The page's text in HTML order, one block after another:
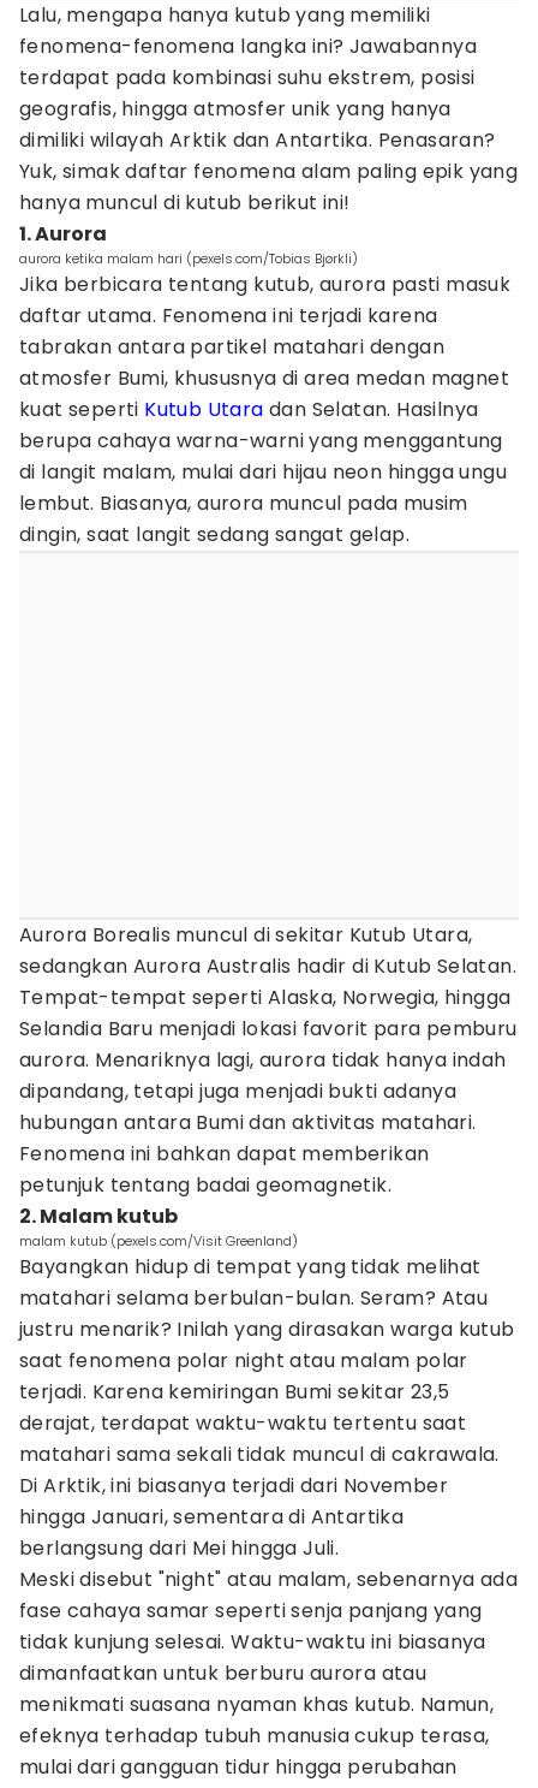
Lalu, mengapa hanya kutub yang memiliki
fenomena-fenomena langka ini? Jawabannya
terdapat pada kombinasi suhu ekstrem, posisi
geografis, hingga atmosfer unik yang hanya
dimiliki wilayah Arktik dan Antartika. Penasaran?
Yuk, simak daftar fenomena alam paling epik yang
hanya muncul di kutub berikut ini!
1. Aurora
aurora ketika malam hari (pexels.com/Tobias Bjørkli)
Jika berbicara tentang kutub, aurora pasti masuk
daftar utama. Fenomena ini terjadi karena
tabrakan antara partikel matahari dengan
atmosfer Bumi, khususnya di area medan magnet
kuat seperti Kutub Utara dan Selatan. Hasilnya
berupa cahaya warna-warni yang menggantung
di langit malam, mulai dari hijau neon hingga ungu
lembut. Biasanya, aurora muncul pada musim
dingin, saat langit sedang sangat gelap.
Aurora Borealis muncul di sekitar Kutub Utara,
sedangkan Aurora Australis hadir di Kutub Selatan.
Tempat-tempat seperti Alaska, Norwegia, hingga
Selandia Baru menjadi lokasi favorit para pemburu
aurora. Menariknya lagi, aurora tidak hanya indah
dipandang, tetapi juga menjadi bukti adanya
hubungan antara Bumi dan aktivitas matahari.
Fenomena ini bahkan dapat memberikan
petunjuk tentang badai geomagnetik.
2. Malam kutub
malam kutub (pexels.com/Visit Greenland)
Bayangkan hidup di tempat yang tidak melihat
matahari selama berbulan-bulan. Seram? Atau
justru menarik? Inilah yang dirasakan warga kutub
saat fenomena polar night atau malam polar
terjadi. Karena kemiringan Bumi sekitar 23,5
derajat, terdapat waktu-waktu tertentu saat
matahari sama sekali tidak muncul di cakrawala.
Di Arktik, ini biasanya terjadi dari November
hingga Januari, sementara di Antartika
berlangsung dari Mei hingga Juli.
Meski disebut "night" atau malam, sebenarnya ada
fase cahaya samar seperti senja panjang yang
tidak kunjung selesai. Waktu-waktu ini biasanya
dimanfaatkan untuk berburu aurora atau
menikmati suasana nyaman khas kutub. Namun,
efeknya terhadap tubuh manusia cukup terasa,
mulai dari gangguan tidur hingga perubahan